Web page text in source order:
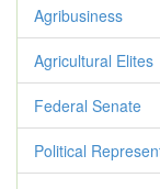
Agribusiness
Agricultural Elites
Federal Senate
Political